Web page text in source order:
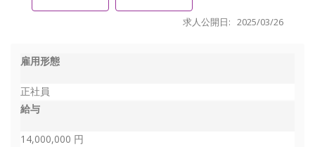
求人公開日: 2025/03/26
雇用形態
正社員
給与
14,000,000 円